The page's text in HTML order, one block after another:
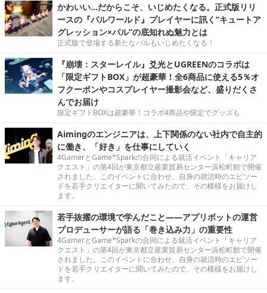
かわいい…だからこそ、いじめたくなる。正式版リリ
ースの『パルワールド』プレイヤーに訊く“キュートア
グレッション×パル”の底知れぬ魅力とは
正式版で登場する新たなパルもいじめたくなる！
『崩壊：スターレイル』爻光とUGREENのコラボは
「限定ギフトBOX」が超豪華！全6商品に使える5％オ
フクーポンやコスプレイヤー撮影会など、盛りだくさ
んでお届け
限定ギフトBOXは超豪華！コラボ4商品や限定でグッズも
Aimingのエンジニアは、上下関係のない社内で自主的
に働き、「好き」を仕事にしていく
4GamerとGame*Sparkの合同による就活イベント「キャリア
クエスト」の第4回が東京都立産業貿易センター浜松町館で開催
されました。このイベントに合わせ、自身の就活時のエピソー
ドを若手クリエイターに聞いてみたので、その模様をお届けし
ます。
若手抜擢の環境で学んだこと――アプリボットの運営
プロデューサーが語る「巻き込み力」の重要性
4GamerとGame*Sparkの合同による就活イベント「キャリア
クエスト」の第4回が東京都立産業貿易センター浜松町館で開催
されました。このイベントに合わせ、自身の就活時のエピソー
ドを若手クリエイターに聞いてみたので、その模様をお届けし
ます。